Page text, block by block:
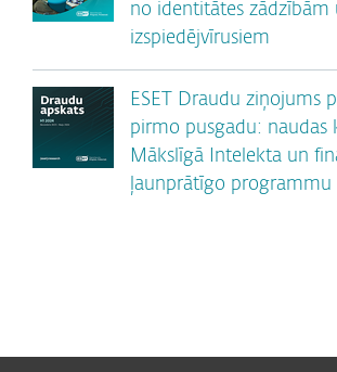
no identitātes zādzībām
izspiedējvīrusiem
ESET Draudu ziņojums
pirmo pusgadu: naudas
Mākslīgā Intelekta un
ļaunprātīgo programmu